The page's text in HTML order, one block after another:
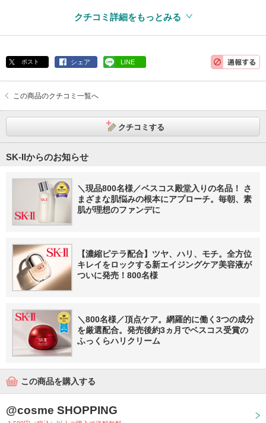
クチコミ詳細をもっとみる
ポスト シェア LINE
この商品のクチコミ一覧へ
クチコミする
SK-IIからのお知らせ
＼現品800名様／ベスコス殿堂入りの名品！ さ
まざまな肌悩みの根本にアプローチ。毎朝、素
肌が理想のファンデに
【濃縮ピテラ配合】ツヤ、ハリ、モチ。全方位
キレイをロックする新エイジングケア美容液が
ついに発売！800名様
＼800名様／頂点ケア。網羅的に働く3つの成分
を厳選配合。発売後約3ヵ月でベスコス受賞の
ふっくらハリクリーム
この商品を購入する
@cosme SHOPPING